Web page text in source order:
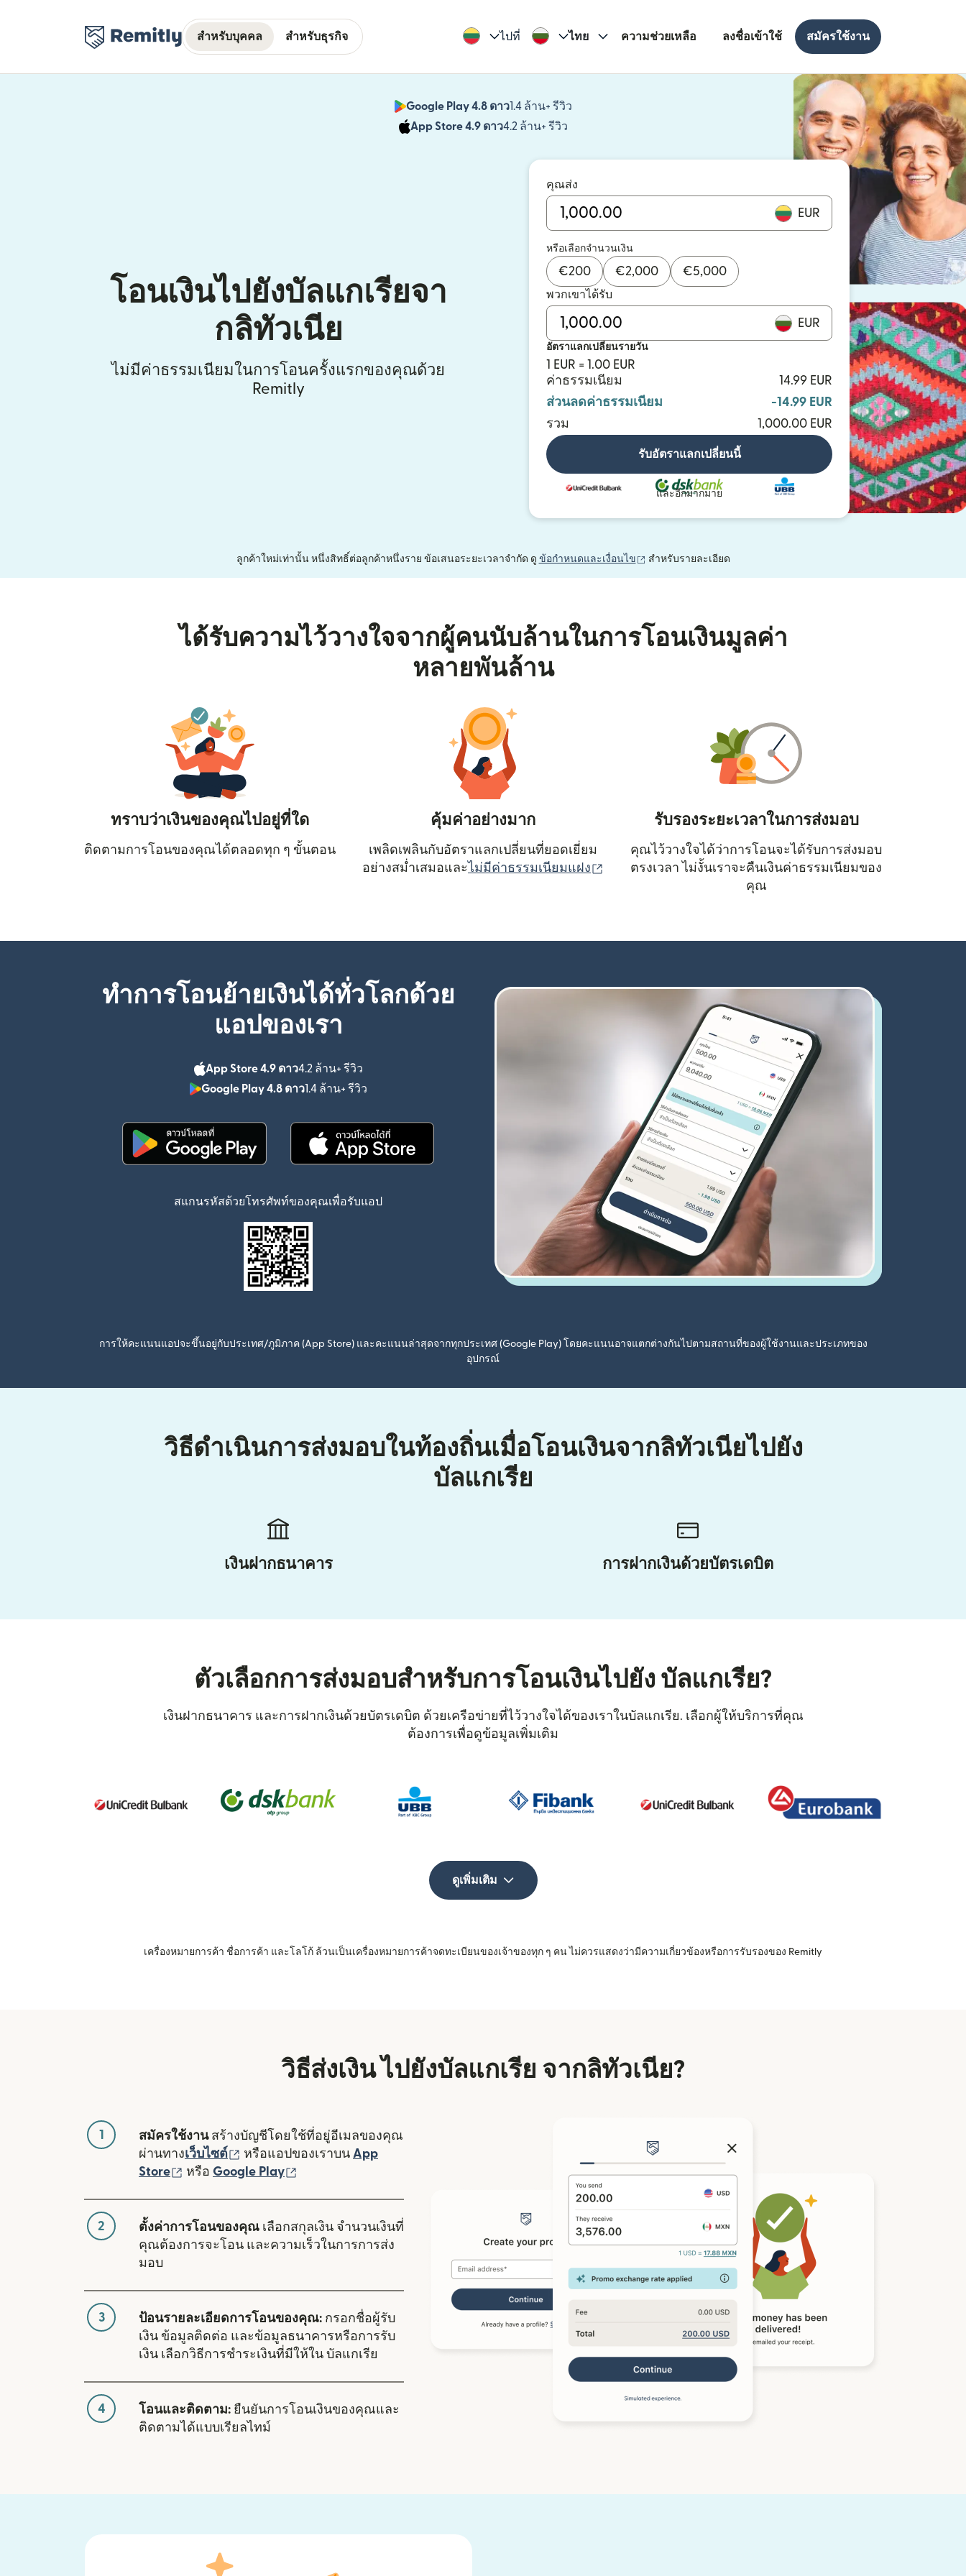
สำหรับบุคคล สำหรับธุรกิจ ไปที่ ไทย ความช่วยเหลือ ลงชื่อเข้าใช้ สมัครใช้งาน
Google Play 4.8 ดาว1.4 ล้าน+ รีวิว
(เปิดในหน้าต่างใหม่)
App Store 4.9 ดาว4.2 ล้าน+ รีวิว
(เปิดในหน้าต่างใหม่)
โอนเงินไปยังบัลแกเรียจา
กลิทัวเนีย
ไม่มีค่าธรรมเนียมในการโอนครั้งแรกของคุณด้วย
Remitly
คุณส่ง
EUR
หรือเลือกจำนวนเงิน
€200 €2,000 €5,000
พวกเขาได้รับ
EUR
อัตราแลกเปลี่ยนรายวัน
1 EUR = 1.00 EUR
ค่าธรรมเนียม
14.99 EUR
ส่วนลดค่าธรรมเนียม
-14.99 EUR
รวม
1,000.00 EUR
รับอัตราแลกเปลี่ยนนี้
และอีกมากมาย
ลูกค้าใหม่เท่านั้น หนึ่งสิทธิ์ต่อลูกค้าหนึ่งราย ข้อเสนอระยะเวลาจำกัด ดู ข้อกำหนดและเงื่อนไข (เปิดในหน้าต่างใหม่)
สำหรับรายละเอียด
ได้รับความไว้วางใจจากผู้คนนับล้านในการโอนเงินมูลค่า
หลายพันล้าน
ทราบว่าเงินของคุณไปอยู่ที่ใด
ติดตามการโอนของคุณได้ตลอดทุก ๆ ขั้นตอน
คุ้มค่าอย่างมาก
เพลิดเพลินกับอัตราแลกเปลี่ยนที่ยอดเยี่ยม
อย่างสม่ำเสมอและ ไม่มีค่าธรรมเนียมแฝง (เปิดในหน้าต่างใหม่)
รับรองระยะเวลาในการส่งมอบ
คุณไว้วางใจได้ว่าการโอนจะได้รับการส่งมอบ
ตรงเวลา ไม่งั้นเราจะคืนเงินค่าธรรมเนียมของ
คุณ
ทำการโอนย้ายเงินได้ทั่วโลกด้วย
แอปของเรา
App Store 4.9 ดาว4.2 ล้าน+ รีวิว
(เปิดในหน้าต่างใหม่)
Google Play 4.8 ดาว1.4 ล้าน+ รีวิว
(เปิดในหน้าต่างใหม่)
สแกนรหัสด้วยโทรศัพท์ของคุณเพื่อรับแอป
การให้คะแนนแอปจะขึ้นอยู่กับประเทศ/ภูมิภาค (App Store) และคะแนนล่าสุดจากทุกประเทศ (Google Play) โดยคะแนนอาจแตกต่างกันไปตามสถานที่ของผู้ใช้งานและประเภทของ
อุปกรณ์
วิธีดำเนินการส่งมอบในท้องถิ่นเมื่อโอนเงินจากลิทัวเนียไปยัง
บัลแกเรีย
เงินฝากธนาคาร การฝากเงินด้วยบัตรเดบิต
ตัวเลือกการส่งมอบสำหรับการโอนเงินไปยัง บัลแกเรีย?
เงินฝากธนาคาร และการฝากเงินด้วยบัตรเดบิต ด้วยเครือข่ายที่ไว้วางใจได้ของเราในบัลแกเรีย. เลือกผู้ให้บริการที่คุณ
ต้องการเพื่อดูข้อมูลเพิ่มเติม
ดูเพิ่มเติม
เครื่องหมายการค้า ชื่อการค้า และโลโก้ ล้วนเป็นเครื่องหมายการค้าจดทะเบียนของเจ้าของทุก ๆ คน ไม่ควรแสดงว่ามีความเกี่ยวข้องหรือการรับรองของ Remitly
วิธีส่งเงิน ไปยังบัลแกเรีย จากลิทัวเนีย?
1 สมัครใช้งานสร้างบัญชีโดยใช้ที่อยู่อีเมลของคุณ
ผ่านทางเว็บไซต์ (เปิดในหน้าต่างใหม่)
หรือแอปของเราบน App
Store
(เปิดในหน้าต่างใหม่)
หรือ Google Play
2 ตั้งค่าการโอนของคุณ เลือกสกุลเงิน จำนวนเงินที่
คุณต้องการจะโอน และความเร็วในการการส่ง
มอบ
3 ป้อนรายละเอียดการโอนของคุณ: กรอกชื่อผู้รับ
เงิน ข้อมูลติดต่อ และข้อมูลธนาคารหรือการรับ
เงิน เลือกวิธีการชำระเงินที่มีให้ใน บัลแกเรีย
4 โอนและติดตาม: ยืนยันการโอนเงินของคุณและ
ติดตามได้แบบเรียลไทม์